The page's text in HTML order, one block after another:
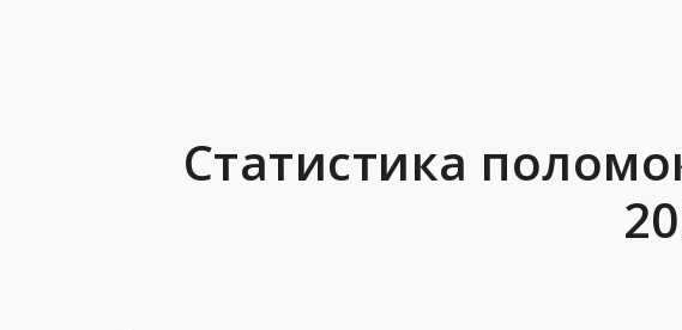
Статистика